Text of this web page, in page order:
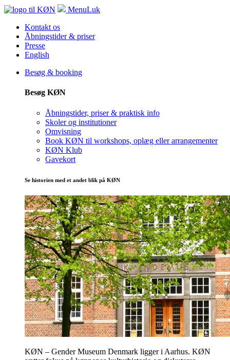
MenuLuk
Kontakt os
Åbningstider & priser
Presse
English
Besøg & booking
Besøg KØN
Åbningstider, priser & praktisk info
Skoler og institutioner
Omvisning
Book KØN til workshops, oplæg eller arrangementer
KØN Klub
Gavekort
Se historien med et andet blik på KØN
KØN – Gender Museum Denmark ligger i Aarhus. KØN